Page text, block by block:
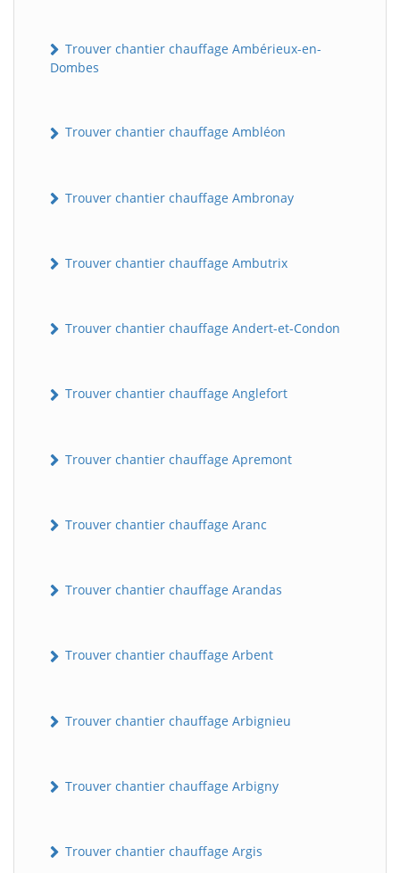
Trouver chantier chauffage Ambérieux-en-
Dombes
Trouver chantier chauffage Ambléon
Trouver chantier chauffage Ambronay
Trouver chantier chauffage Ambutrix
Trouver chantier chauffage Andert-et-Condon
Trouver chantier chauffage Anglefort
Trouver chantier chauffage Apremont
Trouver chantier chauffage Aranc
Trouver chantier chauffage Arandas
Trouver chantier chauffage Arbent
Trouver chantier chauffage Arbignieu
Trouver chantier chauffage Arbigny
Trouver chantier chauffage Argis